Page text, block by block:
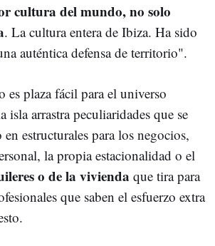
cultura del mundo, no solo
. La cultura entera de Ibiza. Ha sido
auténtica defensa de territorio".
es plaza fácil para el universo
arrastra peculiaridades que se
estructurales para los negocios,
la propia estacionalidad o el
o de la vivienda que tira para
que saben el esfuerzo extra